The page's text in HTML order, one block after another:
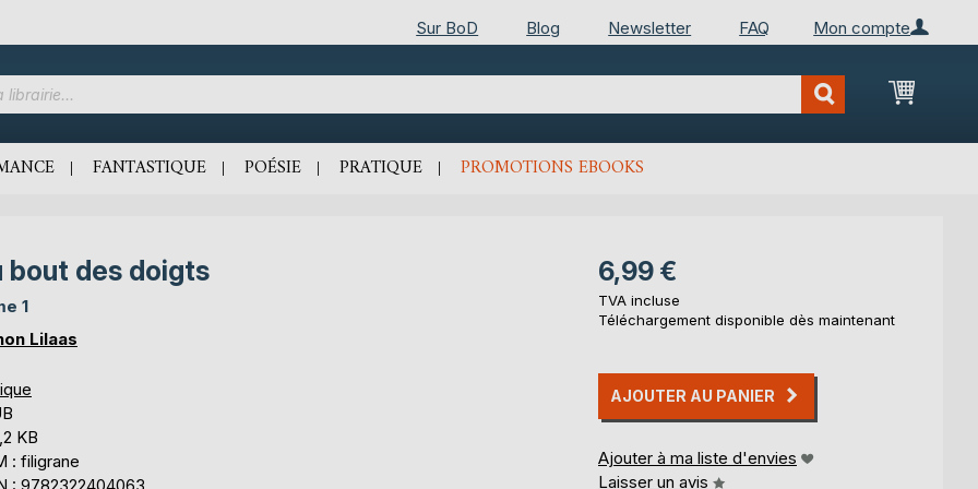
Mon compte
Sur BoD Blog Newsletter FAQ
Mon
FANTASTIQUE POÉSIE PRATIQUE PROMOTIONS EBOOKS
bout des doigts
1
Lilaas
KB
: filigrane
6,99 €
TVA incluse
Téléchargement disponible dès maintenant
AJOUTER AU PANIER
Ajouter à ma liste d'envies
Laisser un avis